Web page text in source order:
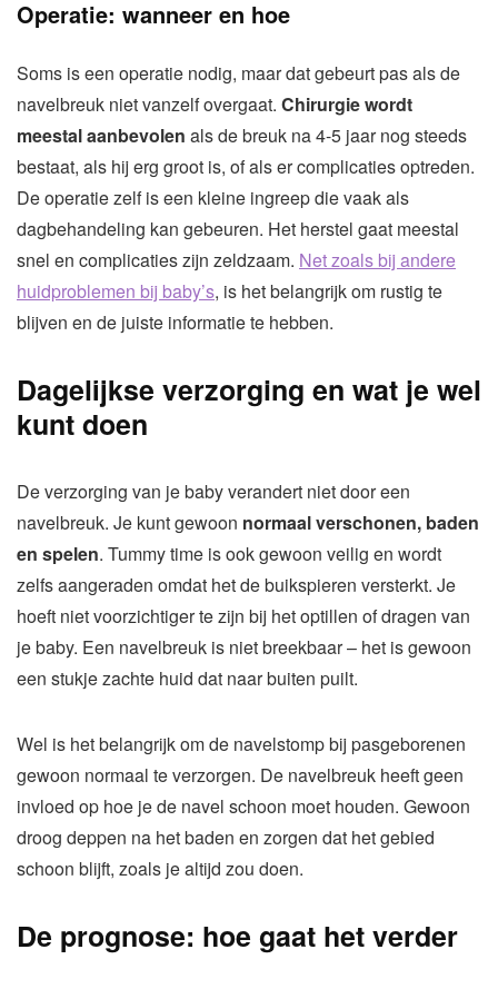
Operatie: wanneer en hoe
Soms is een operatie nodig, maar dat gebeurt pas als de
navelbreuk niet vanzelf overgaat. Chirurgie wordt
meestal aanbevolen als de breuk na 4-5 jaar nog steeds
bestaat, als hij erg groot is, of als er complicaties optreden.
De operatie zelf is een kleine ingreep die vaak als
dagbehandeling kan gebeuren. Het herstel gaat meestal
snel en complicaties zijn zeldzaam. Net zoals bij andere
huidproblemen bij baby’s, is het belangrijk om rustig te
blijven en de juiste informatie te hebben.
Dagelijkse verzorging en wat je wel
kunt doen
De verzorging van je baby verandert niet door een
navelbreuk. Je kunt gewoon normaal verschonen, baden
en spelen. Tummy time is ook gewoon veilig en wordt
zelfs aangeraden omdat het de buikspieren versterkt. Je
hoeft niet voorzichtiger te zijn bij het optillen of dragen van
je baby. Een navelbreuk is niet breekbaar – het is gewoon
een stukje zachte huid dat naar buiten puilt.
Wel is het belangrijk om de navelstomp bij pasgeborenen
gewoon normaal te verzorgen. De navelbreuk heeft geen
invloed op hoe je de navel schoon moet houden. Gewoon
droog deppen na het baden en zorgen dat het gebied
schoon blijft, zoals je altijd zou doen.
De prognose: hoe gaat het verder